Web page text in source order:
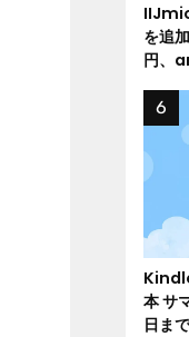
を追
円、
本 サ
日まで